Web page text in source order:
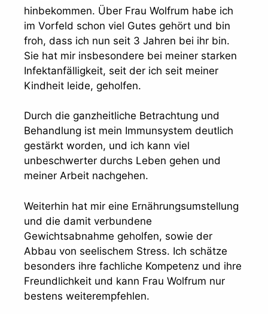
hinbekommen. Über Frau Wolfrum habe ich
im Vorfeld schon viel Gutes gehört und bin
froh, dass ich nun seit 3 Jahren bei ihr bin.
Sie hat mir insbesondere bei meiner starken
Infektanfälligkeit, seit der ich seit meiner
Kindheit leide, geholfen.
Durch die ganzheitliche Betrachtung und
Behandlung ist mein Immunsystem deutlich
gestärkt worden, und ich kann viel
unbeschwerter durchs Leben gehen und
meiner Arbeit nachgehen.
Weiterhin hat mir eine Ernährungsumstellung
und die damit verbundene
Gewichtsabnahme geholfen, sowie der
Abbau von seelischem Stress. Ich schätze
besonders ihre fachliche Kompetenz und ihre
Freundlichkeit und kann Frau Wolfrum nur
bestens weiterempfehlen.